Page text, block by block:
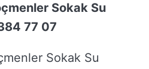
Sokak Su
77 07
Sokak Su